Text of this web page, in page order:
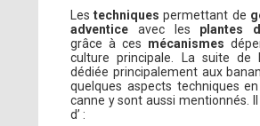
Lestechniques permettant de
adventice avec les plantes
grâce à ces mécanismes
culture principale. La suite
dédiée principalement aux
quelques aspects techniques
canne y sont aussi mentionnés.
d’ :